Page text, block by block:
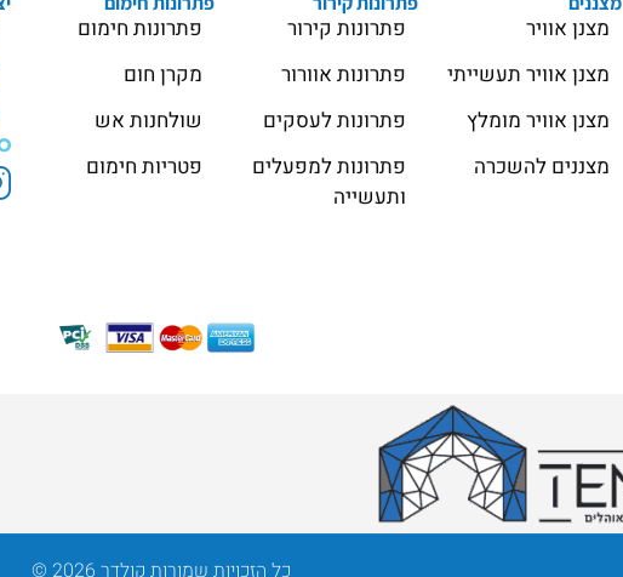
מצנן אוויר
מצנן אוויר תעשייתי
מצנן אוויר מומלץ
מצננים להשכרה
פתרונות קירור
פתרונות אוורור
פתרונות לעסקים
פתרונות למפעלים
ותעשייה
פתרונות חימום
מקרן חום
שולחנות אש
פטריות חימום
כל הזכויות שמורות קולדר 2026 ©